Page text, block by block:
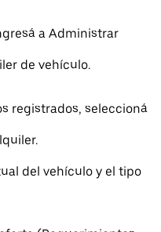
a Administrar
de vehículo.
registrados, seleccioná
del vehículo y el tipo